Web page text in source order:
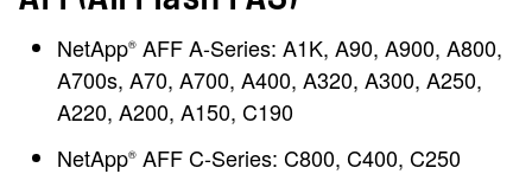
NetApp® AFF A-Series: A1K, A90, A900, A800,
A700s, A70, A700, A400, A320, A300, A250,
A220, A200, A150, C190
NetApp® AFF C-Series: C800, C400, C250